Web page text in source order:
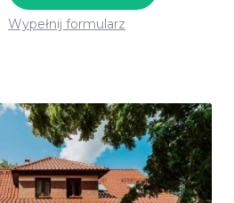
Wypełnij formularz